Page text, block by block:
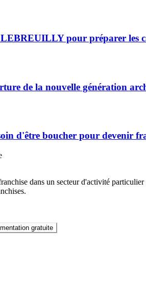
LEBREUILLY pour préparer les
de la nouvelle génération
d'être boucher pour devenir
dans un secteur d'activité particulier
gratuite